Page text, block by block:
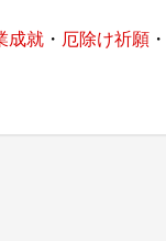
成就 ・ 厄除け祈願 ・